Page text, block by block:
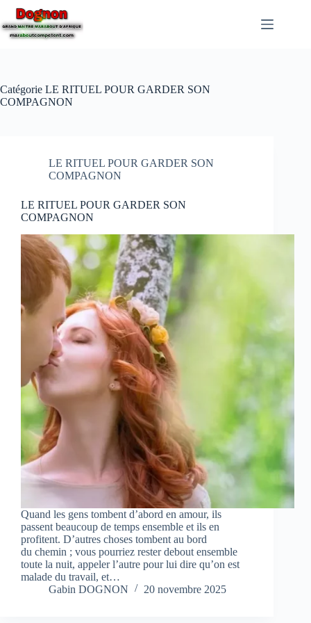
Catégorie LE RITUEL POUR GARDER SON
COMPAGNON
LE RITUEL POUR GARDER SON
COMPAGNON
LE RITUEL POUR GARDER SON
COMPAGNON
Quand les gens tombent d’abord en amour, ils
passent beaucoup de temps ensemble et ils en
profitent. D’autres choses tombent au bord
du chemin ; vous pourriez rester debout ensemble
toute la nuit, appeler l’autre pour lui dire qu’on est
malade du travail, et…
Gabin DOGNON
20 novembre 2025